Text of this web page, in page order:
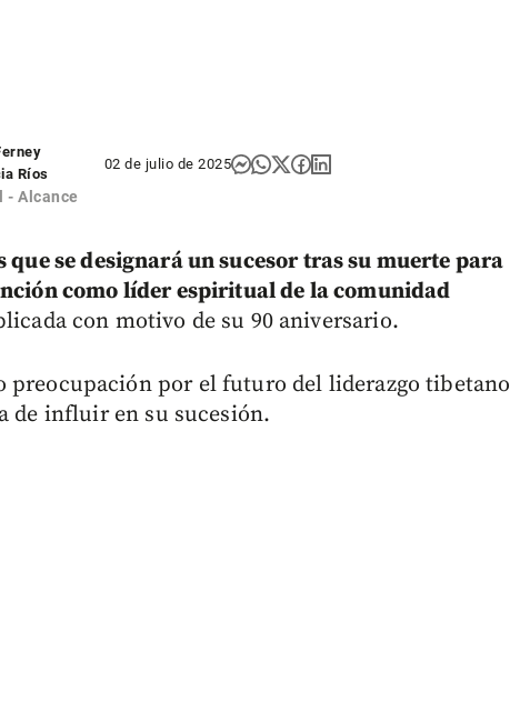
Ríos
- Alcance
02 de julio de 2025
se designará un sucesor tras su muerte para
como líder espiritual de la comunidad
con motivo de su 90 aniversario.
preocupación por el futuro del liderazgo tibetano
de influir en su sucesión.